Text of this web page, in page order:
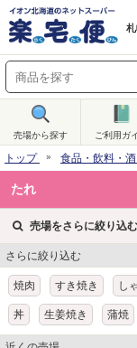
売場から探す ご利用ガ
トップ 食品・飲料・酒
たれ
売場をさらに絞り込
さらに絞り込む
焼肉 すき焼き し
丼 生姜焼き 蒲焼